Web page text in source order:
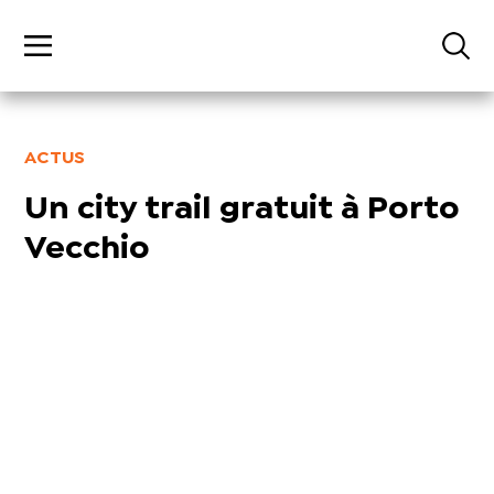
ACTUS
Un city trail gratuit à Porto
Vecchio